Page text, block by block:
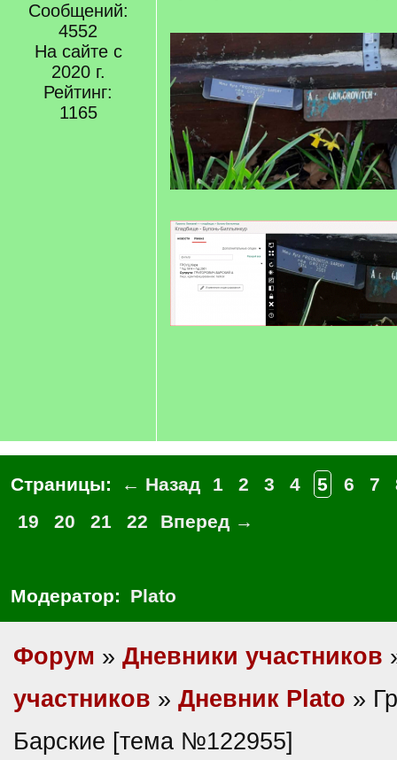
Сообщений:
4552
На сайте с
2020 г.
Рейтинг:
1165
Страницы: ← Назад 1 2 3 4 5 6 7
19
20 21 22 Вперед →
Модератор: Plato
Форум » Дневники участников
участников » Дневник Plato »
Барские [тема №122955]